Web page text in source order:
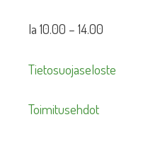
la 10.00 – 14.00
Tietosuojaseloste
Toimitusehdot